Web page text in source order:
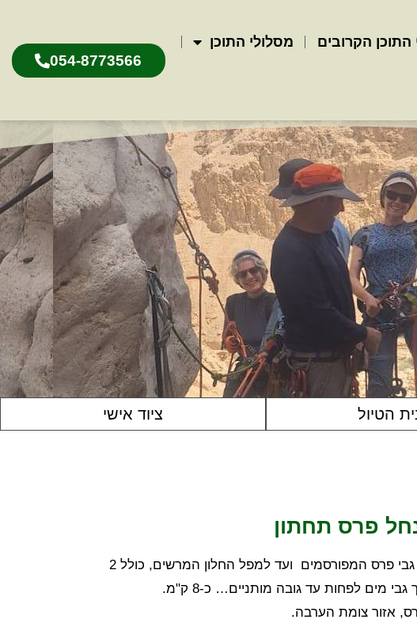
התוכן הקרובים מסלולי התוכן
054-8773566
הטיול ציוד אישי
פרס תחתון
– מסלול מרשים, שעובר דרך גבי פרס המפורסמים ועד למפל החלון המרשים, כולל 2
מים לפחות עד גובה מותניים… כ-8 ק"מ.